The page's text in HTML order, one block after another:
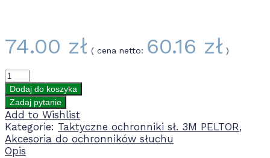
74.00 zł ( cena netto: 60.16 zł )
Dodaj do koszyka
Add to Wishlist
Kategorie: Taktyczne ochronniki sł. 3M PELTOR,
Akcesoria do ochronników słuchu
Opis